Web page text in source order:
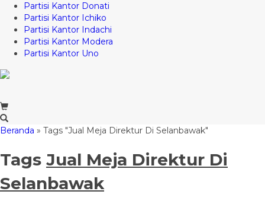
Partisi Kantor Donati
Partisi Kantor Ichiko
Partisi Kantor Indachi
Partisi Kantor Modera
Partisi Kantor Uno
Beranda » Tags "Jual Meja Direktur Di Selanbawak"
Tags Jual Meja Direktur Di
Selanbawak